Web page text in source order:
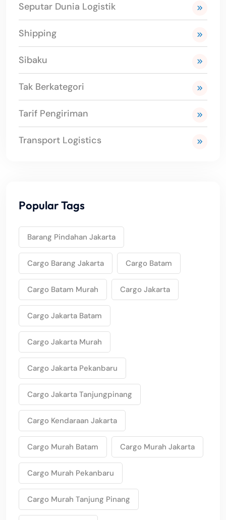
Seputar Dunia Logistik
Shipping
Sibaku
Tak Berkategori
Tarif Pengiriman
Transport Logistics
Popular Tags
Barang Pindahan Jakarta
Cargo Barang Jakarta Cargo Batam
Cargo Batam Murah Cargo Jakarta
Cargo Jakarta Batam
Cargo Jakarta Murah
Cargo Jakarta Pekanbaru
Cargo Jakarta Tanjungpinang
Cargo Kendaraan Jakarta
Cargo Murah Batam Cargo Murah Jakarta
Cargo Murah Pekanbaru
Cargo Murah Tanjung Pinang